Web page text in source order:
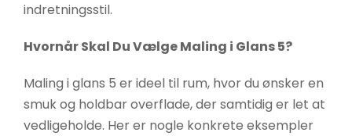
indretningsstil.
Hvornår Skal Du Vælge Maling i Glans 5?
Maling i glans 5 er ideel til rum, hvor du ønsker en
smuk og holdbar overflade, der samtidig er let at
vedligeholde. Her er nogle konkrete eksempler